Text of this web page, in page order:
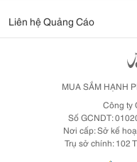
Liên hệ Quảng Cáo
MUA SẮM HẠNH
Công ty
Số GCNDT:
Nơi cấp: Sở kế
Trụ sở chính: 102